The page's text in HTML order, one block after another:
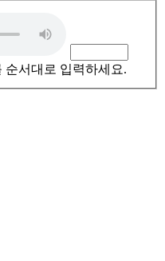
순서대로 입력하세요.